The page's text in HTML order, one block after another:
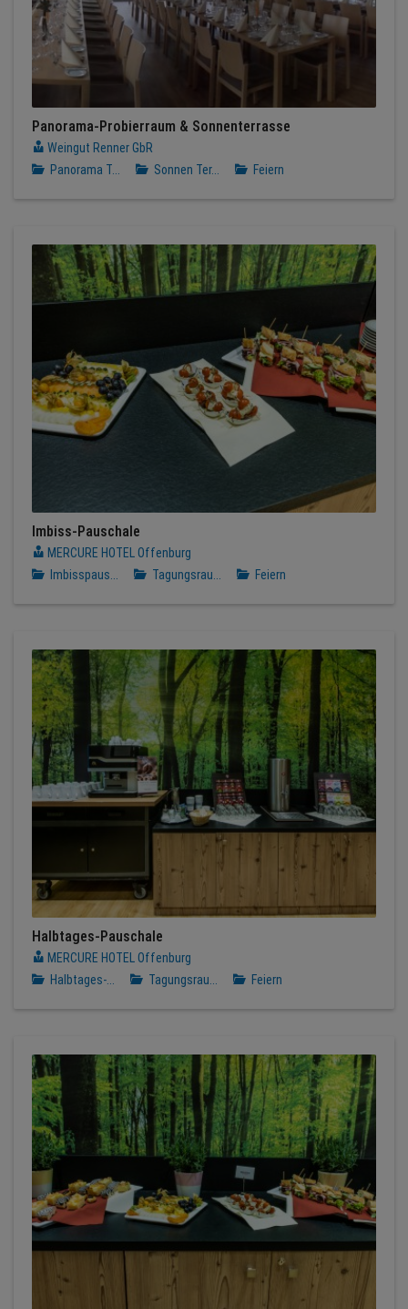
Panorama-Probierraum & Sonnenterrasse
Weingut Renner GbR
Panorama T...
Sonnen Ter... Feiern
Imbiss-Pauschale
MERCURE HOTEL Offenburg
Imbisspaus...
Tagungsrau... Feiern
Halbtages-Pauschale
MERCURE HOTEL Offenburg
Halbtages-...
Tagungsrau... Feiern